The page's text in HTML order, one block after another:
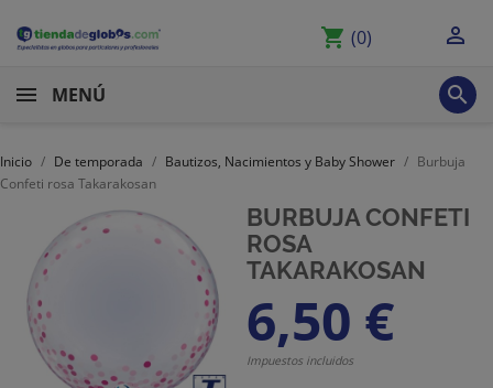
shopping_cart (0) 
MENÚ 
Inicio De temporada Bautizos, Nacimientos y Baby Shower
Burbuja
Confeti rosa Takarakosan
BURBUJA CONFETI
ROSA
TAKARAKOSAN
6,50 €
Impuestos incluidos